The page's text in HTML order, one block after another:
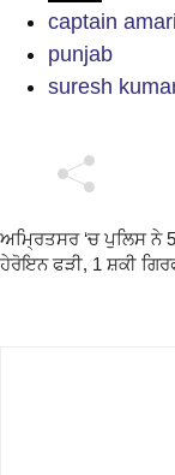
captain
punjab
suresh
ਅਮ੍ਰਿਤਸਰ ‘ਚ ਪੁਲਿਸ ਨੇ
ਹੇਰੋਇਨ ਫੜੀ, 1 ਸ਼ਕੀ